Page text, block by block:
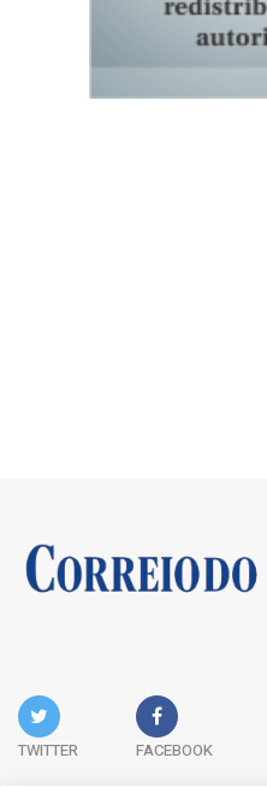
TWITTER FACEBOOK